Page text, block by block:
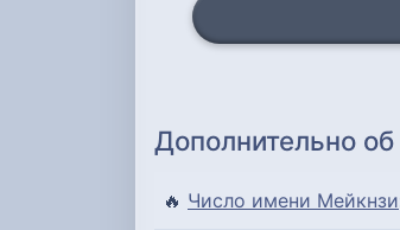
Дополнительно
🔥 Число имени Мейкнзи